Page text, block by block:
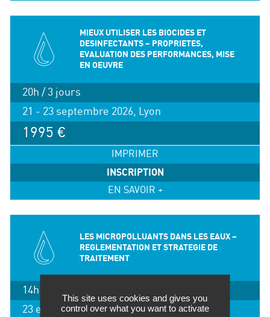
MIEUX UTILISER LES BIOCIDES ET
DESINFECTANTS – PROPRIETES,
EVALUATION DES PERFORMANCES, MISE
EN OEUVRE
20h / 3 jours
21 - 23 septembre 2026, Lyon
1995 €
IMPRIMER
INSCRIPTION
EN SAVOIR +
LES MICROPOLLUANTS DANS LES EAUX –
REGLEMENTATION ET STRATEGIE DE
TRAITEMENT
14h / 2 jours
23 et 24 novembre 2026, Lyon
This site uses cookies and gives you
control over what you want to activate